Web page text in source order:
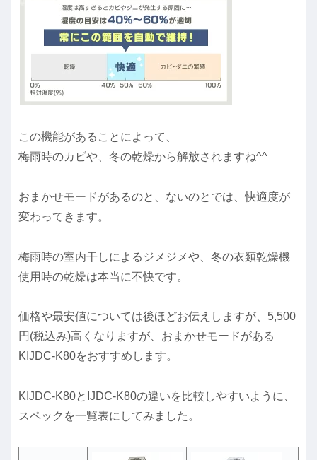
この機能があることによって、
梅雨時のカビや、冬の乾燥から解放されますね^^
おまかせモードがあるのと、ないのとでは、快適度が
変わってきます。
梅雨時の室内干しによるジメジメや、冬の衣類乾燥機
使用時の乾燥は本当に不快です。
価格や最安値については後ほどお伝えしますが、5,500
円(税込み)高くなりますが、おまかせモードがある
KIJDC-K80をおすすめします。
KIJDC-K80とIJDC-K80の違いを比較しやすいように、
スペックを一覧表にしてみました。